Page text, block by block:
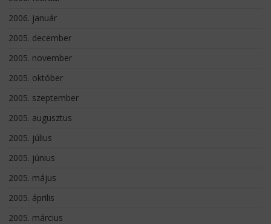
2006. január
2005. december
2005. november
2005. október
2005. szeptember
2005. augusztus
2005. július
2005. június
2005. május
2005. április
2005. március